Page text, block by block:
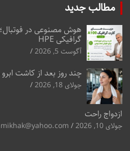
مطالب جدید
هوش مصنوعی در
گرافیکی HPE
آگوست 5, 2026
چند روز بعد از کاشت
جولای 18, 2026
ازدواج راحت
جولای 10, 2026